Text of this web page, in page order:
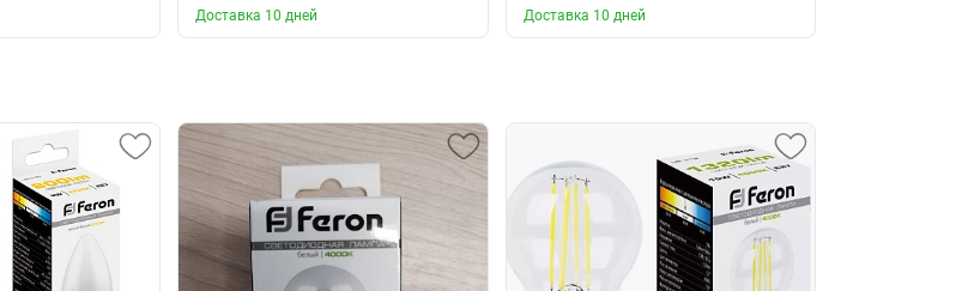
Доставка 10 дней
Доставка 10 дней